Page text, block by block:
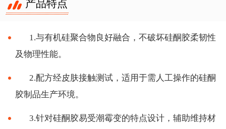
产品特点
1.与有机硅聚合物良好融合，不破坏硅酮胶柔韧性
及物理性能。
2.配方经皮肤接触测试，适用于需人工操作的硅酮
胶制品生产环境。
3.针对硅酮胶易受潮霉变的特点设计，辅助维持材